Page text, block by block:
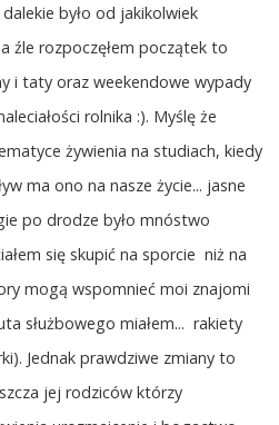
było od jakikolwiek
źle rozpoczęłem początek to
i taty oraz weekendowe wypady
rolnika :). Myślę że
żywienia na studiach, kiedy
ma ono na nasze życie... jasne
po drodze było mnóstwo
się skupić na sporcie niż na
mogą wspomnieć moi znajomi
służbowego miałem... rakiety
Jednak prawdziwe zmiany to
jej rodziców którzy